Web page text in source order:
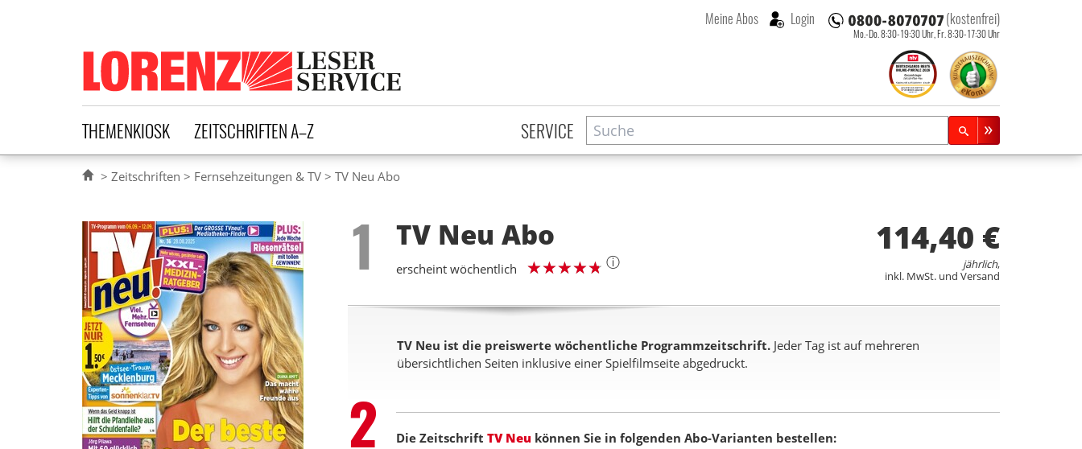
Lorenz Leserservice
(kostenfrei)
Mo.-Do. 8:30-19:30 Uhr, Fr. 8:30-17:30 Uhr
Meine Abos Login
THEMENKIOSK ZEITSCHRIFTEN A–Z SERVICE Suche
Zeitschriftensuche
Zeitschriften Fernsehzeitungen & TV TV Neu Abo
Step
1 TV Neu Abo
erscheint wöchentlich ⓘ
114,40 €
jährlich,
inkl. MwSt. und Versand
TV Neu ist die preiswerte wöchentliche Programmzeitschrift. Jeder Tag ist auf mehreren
übersichtlichen Seiten inklusive einer Spielfilmseite abgedruckt.
Step
2 Die Zeitschrift TV Neu können Sie in folgenden Abo-Varianten bestellen: